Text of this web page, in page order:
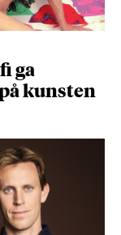
ga
kunsten